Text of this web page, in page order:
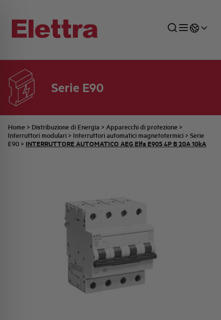
Serie E90
Home > Distribuzione di Energia > Apparecchi di protezione >
Interruttori modulari > Interruttori automatici magnetotermici > Serie
E90 > INTERRUTTORE AUTOMATICO AEG Elfa E90S 4P B 20A 10kA
SETTORI
INDUSTRIALE
DISTRIBUZIONE DI ENERGIA
AUTOMAZIONE INDUSTRIALE
RETE COMMERCIALE
UFFICIO TECNICO
PREVENTIVAZIONE
COMMESSE QUADRI
AZIENDA
FAMIGLIA BELLINI
IDENTITÀ AZIENDALE
ATTIVITÀ E MERCATI
TUTTE LE NEWS
ULTIME NOTIZIE ISTITUZIONALI
JOB CAREERS
PARTNER